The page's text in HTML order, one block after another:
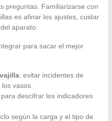
preguntas. Familiarizarse con
es afinar los ajustes, cuidar
aparato.
para sacar el mejor
: evitar incidentes de
vasos.
descifrar los indicadores
según la carga y el tipo de